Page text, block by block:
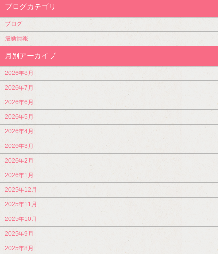
ブログカテゴリ
ブログ
最新情報
月別アーカイブ
2026年8月
2026年7月
2026年6月
2026年5月
2026年4月
2026年3月
2026年2月
2026年1月
2025年12月
2025年11月
2025年10月
2025年9月
2025年8月